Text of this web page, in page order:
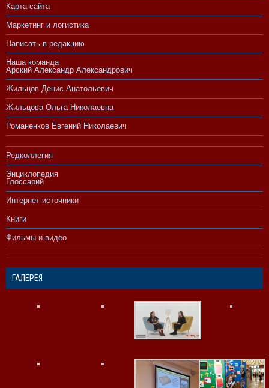
Карта сайта
Маркетинг и логистика
Написать в редакцию
Наша команда
Арский Александр Александрович
Жильцов Денис Анатольевич
Жильцова Ольга Николаевна
Романенков Евгений Николаевич
Редколлегия
Энциклопедия
Глоссарий
Интернет-источники
Книги
Фильмы и видео
ГАЛЕРЕЯ